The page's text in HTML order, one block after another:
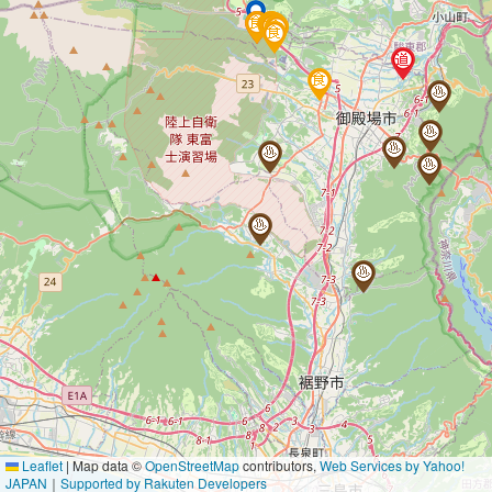
Leaflet | Map data ©OpenStreetMapcontributors, Web Services by Yahoo!
JAPAN ｜ Supported by Rakuten Developers